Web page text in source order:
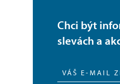
Chci být
slevách a